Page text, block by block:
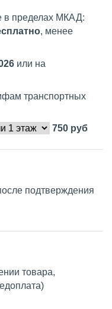
в пределах МКАД:
, менее
или на
транспортных
750 руб
подтверждения
товара,